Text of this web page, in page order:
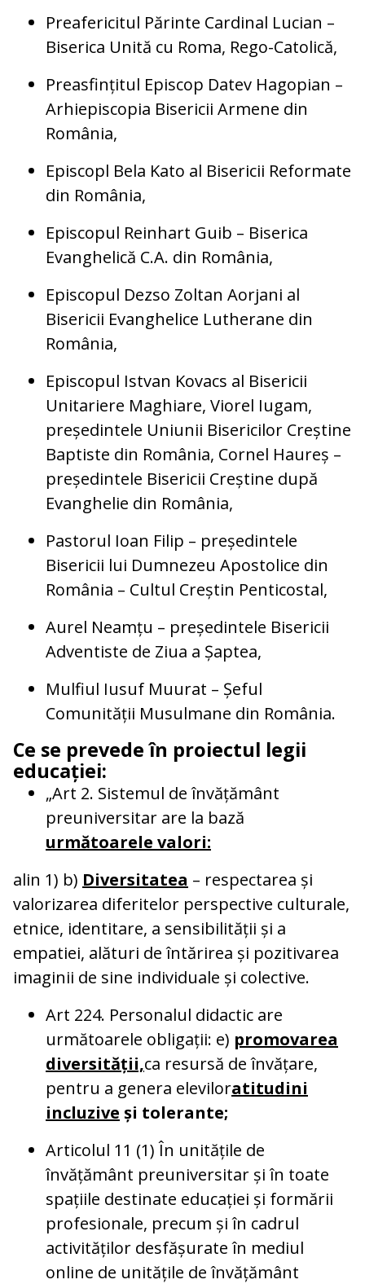
Preafericitul Părinte Cardinal Lucian –
Biserica Unită cu Roma, Rego-Catolică,
Preasfințitul Episcop Datev Hagopian –
Arhiepiscopia Bisericii Armene din
România,
Episcopl Bela Kato al Bisericii Reformate
din România,
Episcopul Reinhart Guib – Biserica
Evanghelică C.A. din România,
Episcopul Dezso Zoltan Aorjani al
Bisericii Evanghelice Lutherane din
România,
Episcopul Istvan Kovacs al Bisericii
Unitariere Maghiare, Viorel Iugam,
președintele Uniunii Bisericilor Creștine
Baptiste din România, Cornel Haureș –
președintele Bisericii Creștine după
Evanghelie din România,
Pastorul Ioan Filip – președintele
Bisericii lui Dumnezeu Apostolice din
România – Cultul Creștin Penticostal,
Aurel Neamțu – președintele Bisericii
Adventiste de Ziua a Șaptea,
Mulfiul Iusuf Muurat – Șeful
Comunității Musulmane din România.
Ce se prevede în proiectul legii
educației:
„Art 2. Sistemul de învățământ
preuniversitar are la bază
următoarele valori:
alin 1) b) Diversitatea – respectarea și
valorizarea diferitelor perspective culturale,
etnice, identitare, a sensibilității și a
empatiei, alături de întărirea și pozitivarea
imaginii de sine individuale și colective.
Art 224. Personalul didactic are
următoarele obligații: e) promovarea
diversității,ca resursă de învățare,
pentru a genera eleviloratitudini
incluzive și tolerante;
Articolul 11 (1) În unitățile de
învățământ preuniversitar și în toate
spațiile destinate educației și formării
profesionale, precum și în cadrul
activităților desfășurate în mediul
online de unitățile de învățământ